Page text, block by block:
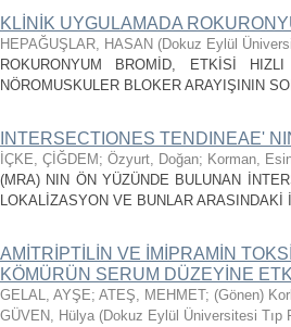
KLİNİK UYGULAMADA
HEPAĞUŞLAR, HASAN (Dokuz Eylül
ROKURONYUM BROMİD, ETKİSİ
NÖROMUSKULER BLOKER ARAYIŞININ
INTERSECTIONES TENDINEAE'
İÇKE, ÇİĞDEM ; Özyurt, Doğan; Korman,
(MRA) NIN ÖN YÜZÜNDE BULUNAN
LOKALİZASYON VE BUNLAR
AMİTRİPTİLİN VE İMİPRAMİN
KÖMÜRÜN SERUM DÜZEYİNE
GELAL, AYŞE; ATEŞ, MEHMET; (Gönen)
GÜVEN, Hülya (Dokuz Eylül Üniversitesi Tıp